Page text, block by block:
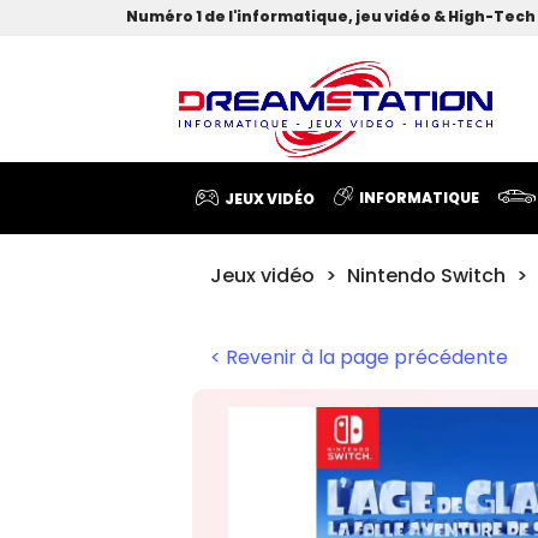
Numéro 1 de l'informatique, jeu vidéo & High-Tech
JEUX VIDÉO INFORMATIQUE
Jeux vidéo Nintendo Switch
< Revenir à la page précédente